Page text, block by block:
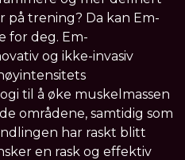
trening? Da kan Em-
for deg. Em-
og ikke-invasiv
til å øke muskelmassen
områdene, samtidig som
har raskt blitt
en rask og effektiv